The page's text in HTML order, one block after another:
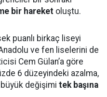
bir hareket oluştu.
puanlı birkaç liseyi
ve fen liselerini de
Cem Gülan’a göre
6 düzeyindeki azalma,
değişimi tek başına